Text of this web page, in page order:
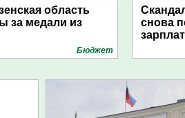
область
за медали из
Бюджет
снова